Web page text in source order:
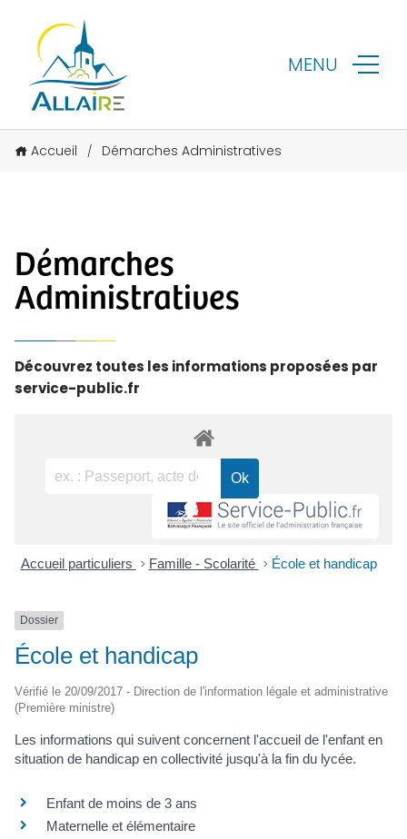
MENU
Accueil / Démarches Administratives
Démarches
Administratives
Découvrez toutes les informations proposées par
service-public.fr
Accueil particuliers > Famille - Scolarité > École et handicap
Dossier
École et handicap
Vérifié le 20/09/2017 - Direction de l'information légale et administrative
(Première ministre)
Les informations qui suivent concernent l'accueil de l'enfant en
situation de handicap en collectivité jusqu'à la fin du lycée.
Enfant de moins de 3 ans
Maternelle et élémentaire